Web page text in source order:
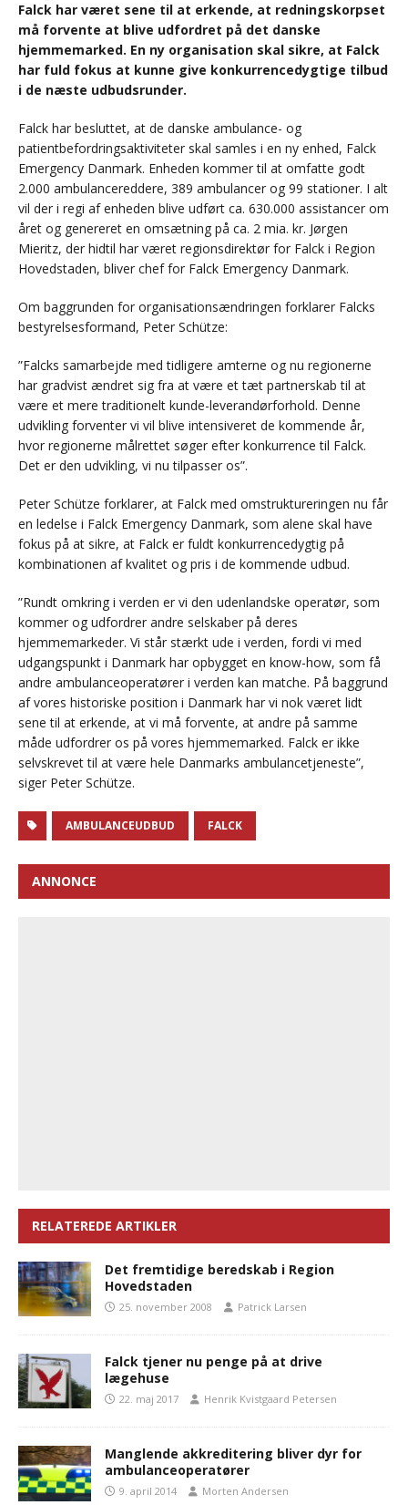
Falck har været sene til at erkende, at redningskorpset
må forvente at blive udfordret på det danske
hjemmemarked. En ny organisation skal sikre, at Falck
har fuld fokus at kunne give konkurrencedygtige tilbud
i de næste udbudsrunder.
Falck har besluttet, at de danske ambulance- og
patientbefordringsaktiviteter skal samles i en ny enhed, Falck
Emergency Danmark. Enheden kommer til at omfatte godt
2.000 ambulancereddere, 389 ambulancer og 99 stationer. I alt
vil der i regi af enheden blive udført ca. 630.000 assistancer om
året og genereret en omsætning på ca. 2 mia. kr. Jørgen
Mieritz, der hidtil har været regionsdirektør for Falck i Region
Hovedstaden, bliver chef for Falck Emergency Danmark.
Om baggrunden for organisationsændringen forklarer Falcks
bestyrelsesformand, Peter Schütze:
”Falcks samarbejde med tidligere amterne og nu regionerne
har gradvist ændret sig fra at være et tæt partnerskab til at
være et mere traditionelt kunde-leverandørforhold. Denne
udvikling forventer vi vil blive intensiveret de kommende år,
hvor regionerne målrettet søger efter konkurrence til Falck.
Det er den udvikling, vi nu tilpasser os”.
Peter Schütze forklarer, at Falck med omstruktureringen nu får
en ledelse i Falck Emergency Danmark, som alene skal have
fokus på at sikre, at Falck er fuldt konkurrencedygtig på
kombinationen af kvalitet og pris i de kommende udbud.
”Rundt omkring i verden er vi den udenlandske operatør, som
kommer og udfordrer andre selskaber på deres
hjemmemarkeder. Vi står stærkt ude i verden, fordi vi med
udgangspunkt i Danmark har opbygget en know-how, som få
andre ambulanceoperatører i verden kan matche. På baggrund
af vores historiske position i Danmark har vi nok været lidt
sene til at erkende, at vi må forvente, at andre på samme
måde udfordrer os på vores hjemmemarked. Falck er ikke
selvskrevet til at være hele Danmarks ambulancetjeneste”,
siger Peter Schütze.
AMBULANCEUDBUD FALCK
ANNONCE
RELATEREDE ARTIKLER
Det fremtidige beredskab i Region
Hovedstaden
25. november 2008 Patrick Larsen
Falck tjener nu penge på at drive
lægehuse
22. maj 2017 Henrik Kvistgaard Petersen
Manglende akkreditering bliver dyr for
ambulanceoperatører
9. april 2014 Morten Andersen